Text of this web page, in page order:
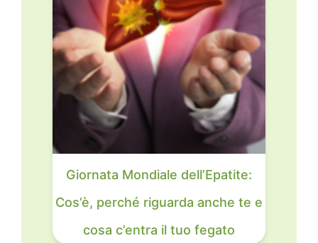
Giornata Mondiale dell’Epatite:
Cos’è, perché riguarda anche te e
cosa c’entra il tuo fegato